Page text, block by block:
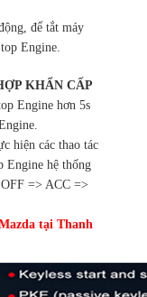
để tắt máy
Engine.
KHẨN CẤP
Engine hơn 5s
hiện các thao tác
Engine hệ thống
=> ACC =>
tại Thanh